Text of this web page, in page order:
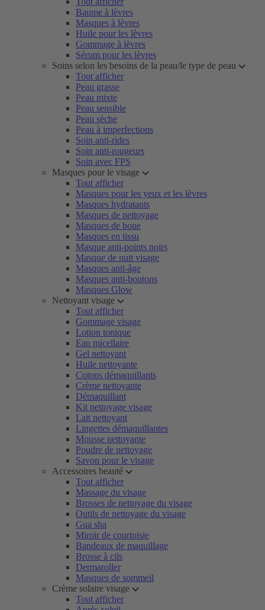
Baume à lèvres
Masques à lèvres
Huile pour les lèvres
Gommage à lèvres
Sérum pour les lèvres
Soins selon les besoins de la peau/le type de peau
Tout afficher
Peau grasse
Peau mixte
Peau sensible
Peau sèche
Peau à imperfections
Soin anti-rides
Soin anti-rougeurs
Soin avec FPS
Masques pour le visage
Tout afficher
Masques pour les yeux et les lèvres
Masques hydratants
Masques de nettoyage
Masques de boue
Masques en tissu
Masque anti-points noirs
Masque de nuit visage
Masques anti-âge
Masques anti-boutons
Masques Glow
Nettoyant visage
Tout afficher
Gommage visage
Lotion tonique
Eau micellaire
Gel nettoyant
Huile nettoyante
Cotons démaquillants
Crème nettoyante
Démaquillant
Kit nettoyage visage
Lait nettoyant
Lingettes démaquillantes
Mousse nettoyante
Poudre de nettoyage
Savon pour le visage
Accessoires beauté
Tout afficher
Massage du visage
Brosses de nettoyage du visage
Outils de nettoyage du visage
Gua sha
Miroir de courtoisie
Bandeaux de maquillage
Brosse à cils
Dermaroller
Masques de sommeil
Crème solaire visage
Tout afficher